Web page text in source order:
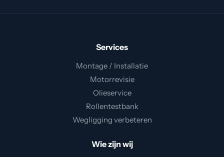
Services
Montage / Installatie
Motorrevisie
Olieservice
Rollentestbank
Wegligging verbeteren
Wie zijn wij